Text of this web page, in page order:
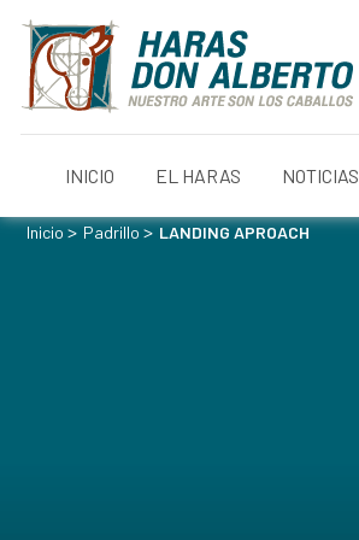
INICIO EL HARAS NOTICIAS
Inicio> Padrillo> LANDING APROACH